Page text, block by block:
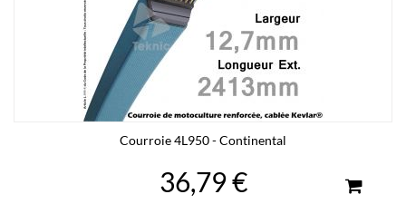
Courroie 4L950 - Continental
36,79 €